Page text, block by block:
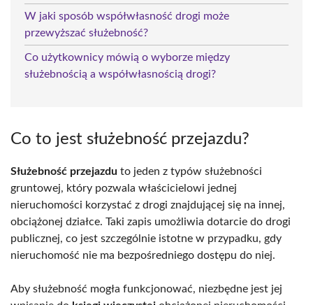
W jaki sposób współwłasność drogi może
przewyższać służebność?
Co użytkownicy mówią o wyborze między
służebnością a współwłasnością drogi?
Co to jest służebność przejazdu?
Służebność przejazdu to jeden z typów służebności
gruntowej, który pozwala właścicielowi jednej
nieruchomości korzystać z drogi znajdującej się na innej,
obciążonej działce. Taki zapis umożliwia dotarcie do drogi
publicznej, co jest szczególnie istotne w przypadku, gdy
nieruchomość nie ma bezpośredniego dostępu do niej.
Aby służebność mogła funkcjonować, niezbędne jest jej